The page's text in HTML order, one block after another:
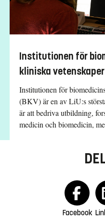
Institutionen för
kliniska vetenskaper
Institutionen för
(BKV) är en av LiU:s
är att bedriva utbildning,
medicin och biomedicin,
Facebook